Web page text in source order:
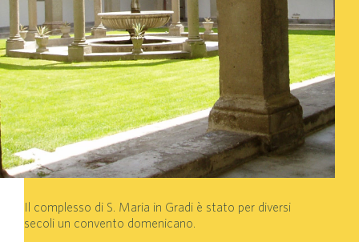
Il complesso di S. Maria in Gradi è stato per diversi
secoli un convento domenicano.